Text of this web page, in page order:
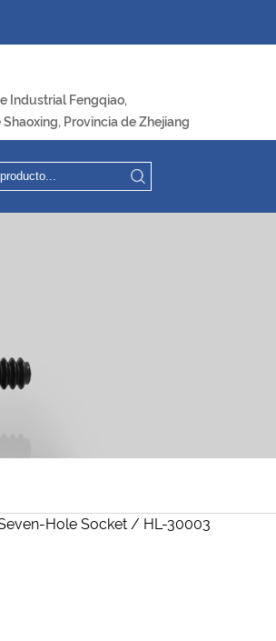
Industrial Fengqiao,
Provincia de Zhejiang
Hole Socket / HL-30003